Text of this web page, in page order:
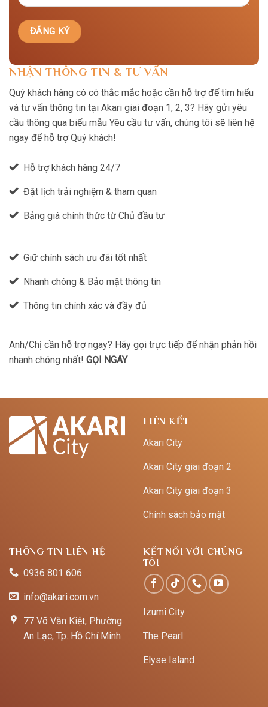
NHẬN THÔNG TIN & TƯ VẤN
Quý khách hàng có có thắc mắc hoặc cần hỗ trợ để tìm hiểu
và tư vấn thông tin tại Akari giai đoạn 1, 2, 3? Hãy gửi yêu
cầu thông qua biểu mẫu Yêu cầu tư vấn, chúng tôi sẽ liên hệ
ngay để hỗ trợ Quý khách!
Hỗ trợ khách hàng 24/7
Đặt lịch trải nghiệm & tham quan
Bảng giá chính thức từ Chủ đầu tư
Giữ chính sách ưu đãi tốt nhất
Nhanh chóng & Bảo mật thông tin
Thông tin chính xác và đầy đủ
Anh/Chị cần hỗ trợ ngay? Hãy gọi trực tiếp để nhận phản hồi
nhanh chóng nhất! GỌI NGAY
LIÊN KẾT
Akari City
Akari City giai đoạn 2
Akari City giai đoạn 3
Chính sách bảo mật
THÔNG TIN LIÊN HỆ
0936 801 606
info@akari.com.vn
77 Võ Văn Kiệt, Phường
An Lạc, Tp. Hồ Chí Minh
KẾT NỐI VỚI CHÚNG
TÔI
Izumi City
The Pearl
Elyse Island